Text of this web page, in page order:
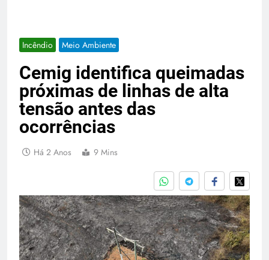
Incêndio Meio Ambiente
Cemig identifica queimadas
próximas de linhas de alta
tensão antes das
ocorrências
Há 2 Anos 9 Mins